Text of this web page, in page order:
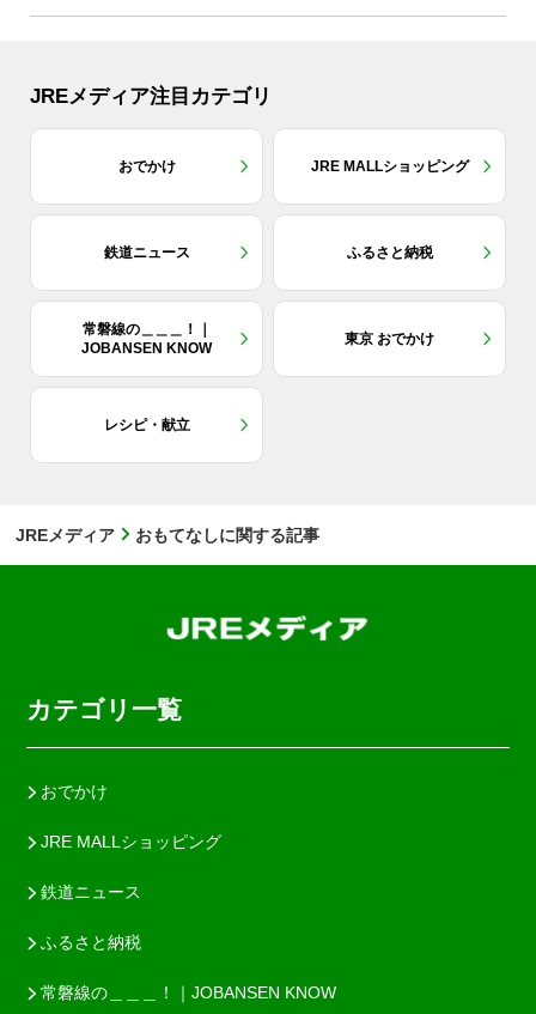
JREメディア注目カテゴリ
おでかけ JRE MALLショッピング
鉄道ニュース ふるさと納税
常磐線の＿＿＿！｜
JOBANSEN KNOW
東京 おでかけ
レシピ・献立
JREメディア おもてなしに関する記事
カテゴリ一覧
おでかけ
JRE MALLショッピング
鉄道ニュース
ふるさと納税
常磐線の＿＿＿！｜JOBANSEN KNOW